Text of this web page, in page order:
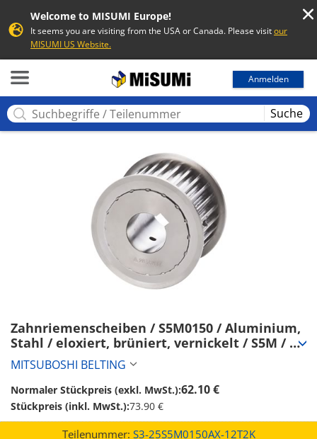
Welcome to MISUMI Europe!
It seems you are visiting from the USA or Canada. Please visitour
MISUMI US Website.
Anmelden
Suche
Zahnriemenscheiben / S5M0150 / Aluminium,
Stahl / eloxiert, brüniert, vernickelt / S5M /
Typ konfigurierbar / Bordscheibe wählbar /
konfigurierbar (S3-25S5M0150AX-12T2K)
MITSUBOSHI BELTING
Normaler Stückpreis (exkl. MwSt.):62.10 €
Stückpreis (inkl. MwSt.):73.90 €
Teilenummer: S3-25S5M0150AX-12T2K